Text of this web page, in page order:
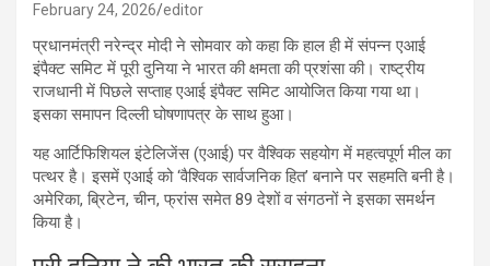
February 24, 2026 editor
प्रधानमंत्री नरेन्द्र मोदी ने सोमवार को कहा कि हाल ही में संपन्न एआई
इंपैक्ट समिट में पूरी दुनिया ने भारत की क्षमता की प्रशंसा की। राष्ट्रीय
राजधानी में पिछले सप्ताह एआई इंपैक्ट समिट आयोजित किया गया था।
इसका समापन दिल्ली घोषणापत्र के साथ हुआ।
यह आर्टिफिशियल इंटेलिजेंस (एआई) पर वैश्विक सहयोग में महत्वपूर्ण मील का
पत्थर है। इसमें एआई को ‘वैश्विक सार्वजनिक हित’ बनाने पर सहमति बनी है।
अमेरिका, ब्रिटेन, चीन, फ्रांस समेत 89 देशों व संगठनों ने इसका समर्थन
किया है।